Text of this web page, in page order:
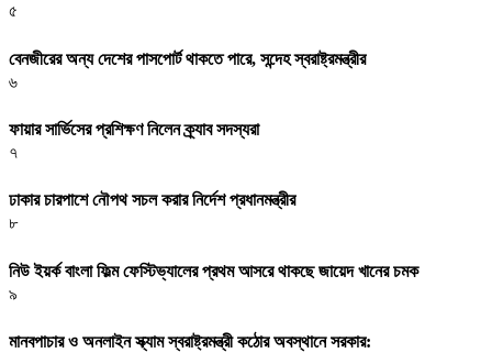
৫
বেনজীরের অন্য দেশের পাসপোর্ট থাকতে পারে, সন্দেহ স্বরাষ্ট্রমন্ত্রীর
৬
ফায়ার সার্ভিসের প্রশিক্ষণ নিলেন ক্র্যাব সদস্যরা
৭
ঢাকার চারপাশে নৌপথ সচল করার নির্দেশ প্রধানমন্ত্রীর
৮
নিউ ইয়র্ক বাংলা ফিল্ম ফেস্টিভ্যালের প্রথম আসরে থাকছে জায়েদ খানের চমক
৯
মানবপাচার ও অনলাইন স্ক্যাম স্বরাষ্ট্রমন্ত্রী কঠোর অবস্থানে সরকার: